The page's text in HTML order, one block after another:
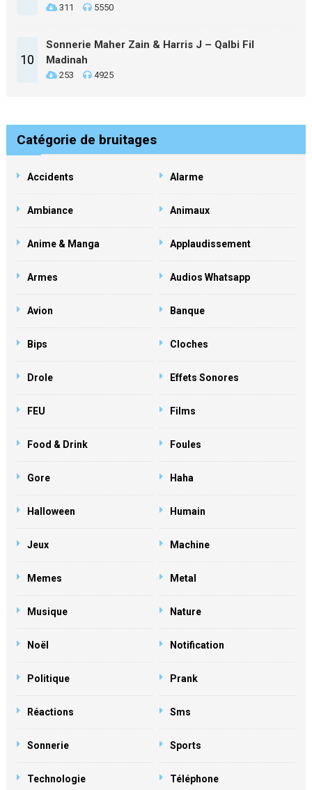
311 5550
10
Sonnerie Maher Zain & Harris J – Qalbi Fil
Madinah
253 4925
Catégorie de bruitages
Accidents Alarme
Ambiance Animaux
Anime & Manga Applaudissement
Armes Audios Whatsapp
Avion Banque
Bips Cloches
Drole Effets Sonores
FEU Films
Food & Drink Foules
Gore Haha
Halloween Humain
Jeux Machine
Memes Metal
Musique Nature
Noël Notification
Politique Prank
Réactions Sms
Sonnerie Sports
Technologie Téléphone